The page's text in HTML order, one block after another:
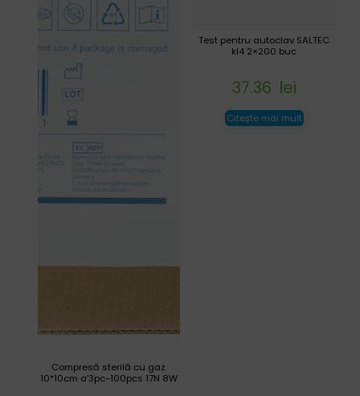
Test pentru autoclav SALTEC
kl4 2×200 buc
37.36 lei
Citește mai mult
Compresă sterilă cu gaz
10*10cm a’3pc-100pcs 17N 8W